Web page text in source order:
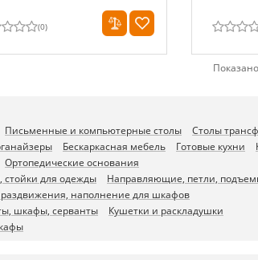
(0)
Письменные и компьютерные столы
Столы
Бескаркасная мебель Готовые кухни
Ортопедические основания
для одежды
Направляющие, петли,
наполнение для шкафов
шкафы, серванты
Кушетки и раскладушки